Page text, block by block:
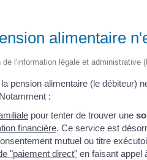
alimentaire
l'information légale et administrative
pension alimentaire (le
:
pour tenter de trouver une
financière. Ce service est
mutuel ou titre
"paiement direct" en faisant appel